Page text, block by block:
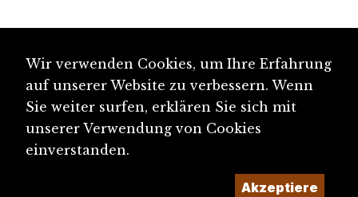
Wir verwenden Cookies, um Ihre Erfahrung
auf unserer Website zu verbessern. Wenn
Sie weiter surfen, erklären Sie sich mit
unserer Verwendung von Cookies
einverstanden.
Akzeptiere